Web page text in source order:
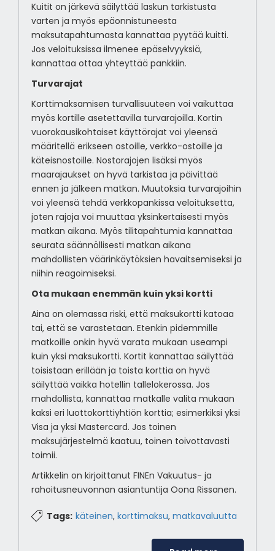
Kuitit on järkevä säilyttää laskun tarkistusta
varten ja myös epäonnistuneesta
maksutapahtumasta kannattaa pyytää kuitti.
Jos veloituksissa ilmenee epäselvyyksiä,
kannattaa ottaa yhteyttää pankkiin.
Turvarajat
Korttimaksamisen turvallisuuteen voi vaikuttaa
myös kortille asetettavilla turvarajoilla. Kortin
vuorokausikohtaiset käyttörajat voi yleensä
määritellä erikseen ostoille, verkko-ostoille ja
käteisnostoille. Nostorajojen lisäksi myös
maarajaukset on hyvä tarkistaa ja päivittää
ennen ja jälkeen matkan. Muutoksia turvarajoihin
voi yleensä tehdä verkkopankissa veloituksetta,
joten rajoja voi muuttaa yksinkertaisesti myös
matkan aikana. Myös tilitapahtumia kannattaa
seurata säännöllisesti matkan aikana
mahdollisten väärinkäytöksien havaitsemiseksi ja
niihin reagoimiseksi.
Ota mukaan enemmän kuin yksi kortti
Aina on olemassa riski, että maksukortti katoaa
tai, että se varastetaan. Etenkin pidemmille
matkoille onkin hyvä varata mukaan useampi
kuin yksi maksukortti. Kortit kannattaa säilyttää
toisistaan erillään ja toista korttia on hyvä
säilyttää vaikka hotellin tallelokerossa. Jos
mahdollista, kannattaa matkalle valita mukaan
kaksi eri luottokorttiyhtiön korttia; esimerkiksi yksi
Visa ja yksi Mastercard. Jos toinen
maksujärjestelmä kaatuu, toinen toivottavasti
toimii.
Artikkelin on kirjoittanut FINEn Vakuutus- ja
rahoitusneuvonnan asiantuntija Oona Rissanen.
Tags: käteinen, korttimaksu, matkavaluutta